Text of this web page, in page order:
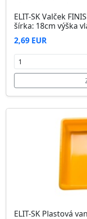
ELIT-SK Valček
šírka: 18cm výška
2,69 EUR
ELIT-SK Plastová